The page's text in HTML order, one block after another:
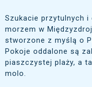
Szukacie przytulnych
morzem w
stworzone z myślą o
Pokoje oddalone są
piaszczystej plaży, a
molo.